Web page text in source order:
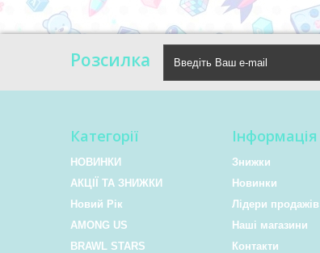
Розсилка
Категорії
НОВИНКИ
АКЦІЇ ТА ЗНИЖКИ
Новий Рік
AMONG US
BRAWL STARS
Інформація
Знижки
Новинки
Лідери продажів
Наші магазини
Контакти